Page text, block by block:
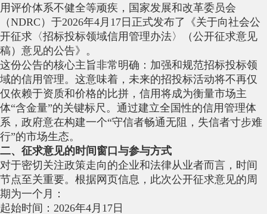
用评价体系不健全等顽疾，国家发展和改革委员会
（NDRC）于2026年4月17日正式发布了《关于向社会公
开征求〈招标投标领域信用管理办法〉（公开征求意见
稿）意见的公告》。
这份公告的核心主旨非常明确：加强和规范招标投标领
域的信用管理。这意味着，未来的招投标活动将不再仅
仅依赖于资质和价格的比拼，信用将成为衡量市场主
体“含金量”的关键标尺。通过建立全国性的信用管理体
系，政府意在构建一个“守信者畅通无阻，失信者寸步难
行”的市场生态。
二、征求意见的时间窗口与参与方式
对于密切关注政策走向的企业和法律从业者而言，时间
节点至关重要。根据网页信息，此次公开征求意见的周
期为一个月：
起始时间：2026年4月17日